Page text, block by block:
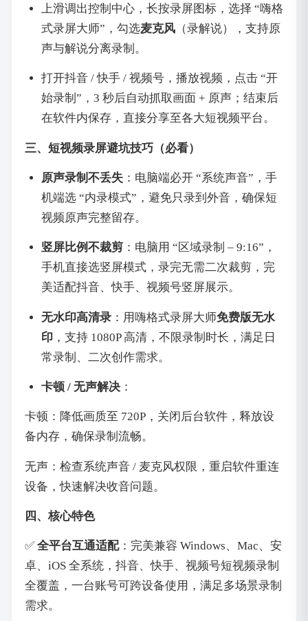
上滑调出控制中心，长按录屏图标，选择 “嗨格
式录屏大师”，勾选麦克风（录解说），支持原
声与解说分离录制。
打开抖音 / 快手 / 视频号，播放视频，点击 “开
始录制”，3 秒后自动抓取画面 + 原声；结束后
在软件内保存，直接分享至各大短视频平台。
三、短视频录屏避坑技巧（必看）
原声录制不丢失：电脑端必开 “系统声音”，手
机端选 “内录模式”，避免只录到外音，确保短
视频原声完整留存。
竖屏比例不裁剪：电脑用 “区域录制 – 9:16”，
手机直接选竖屏模式，录完无需二次裁剪，完
美适配抖音、快手、视频号竖屏展示。
无水印高清录：用嗨格式录屏大师免费版无水
印，支持 1080P 高清，不限录制时长，满足日
常录制、二次创作需求。
卡顿 / 无声解决：
卡顿：降低画质至 720P，关闭后台软件，释放设
备内存，确保录制流畅。
无声：检查系统声音 / 麦克风权限，重启软件重连
设备，快速解决收音问题。
四、核心特色
✅ 全平台互通适配：完美兼容 Windows、Mac、安
卓、iOS 全系统，抖音、快手、视频号短视频录制
全覆盖，一台账号可跨设备使用，满足多场景录制
需求。